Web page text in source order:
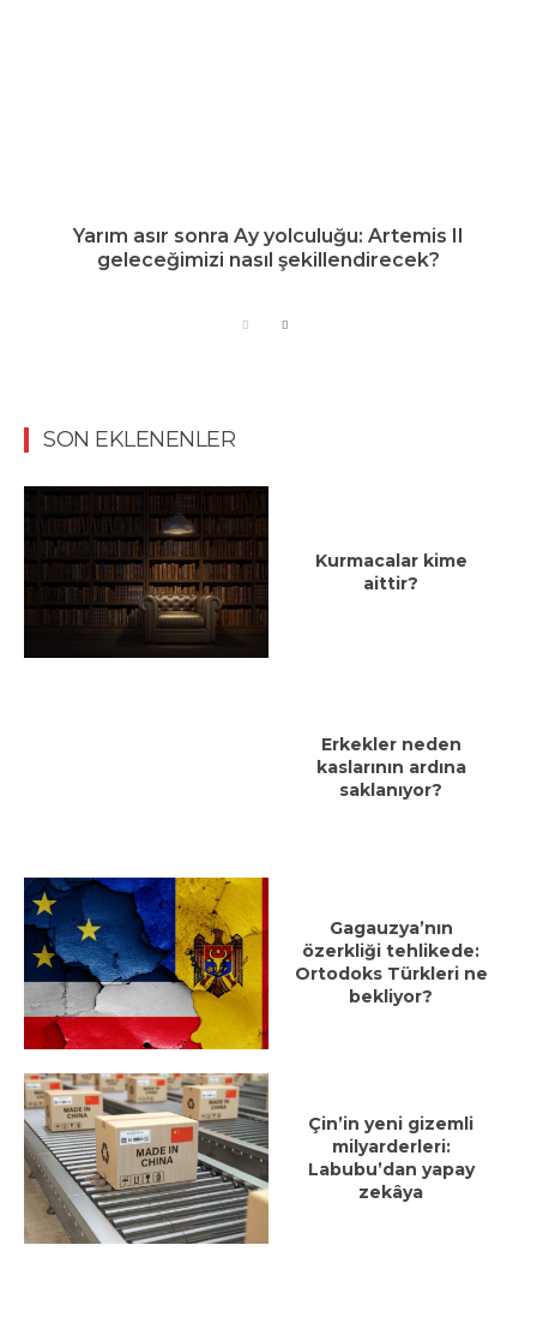
Yarım asır sonra Ay yolculuğu: Artemis II
geleceğimizi nasıl şekillendirecek?
SON EKLENENLER
Kurmacalar kime
aittir?
Erkekler neden
kaslarının ardına
saklanıyor?
Gagauzya’nın
özerkliği tehlikede:
Ortodoks Türkleri ne
bekliyor?
Çin’in yeni gizemli
milyarderleri:
Labubu’dan yapay
zekâya